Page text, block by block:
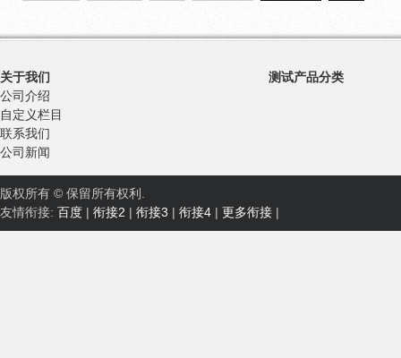
关于我们
公司介绍
自定义栏目
联系我们
公司新闻
测试产品分类
版权所有 © 保留所有权利.
友情衔接: 百度 | 衔接2 | 衔接3 | 衔接4 | 更多衔接 |